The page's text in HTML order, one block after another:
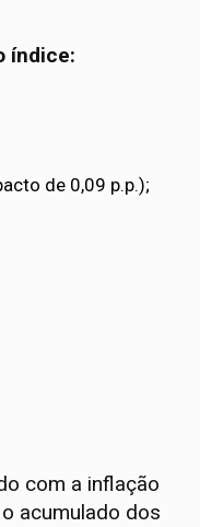
índice:
de 0,09 p.p.);
com a inflação
acumulado dos